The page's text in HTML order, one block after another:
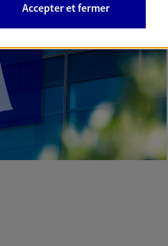
Accepter et fermer